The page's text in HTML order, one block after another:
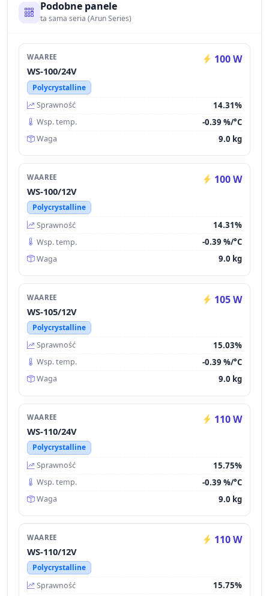
Podobne panele
ta sama seria (Arun Series)
WAAREE 100 W
WS-100/24V
Polycrystalline
Sprawność
14.31%
Wsp. temp. -0.39 %/°C
Waga 9.0 kg
WAAREE 100 W
WS-100/12V
Polycrystalline
Sprawność
14.31%
Wsp. temp. -0.39 %/°C
Waga 9.0 kg
WAAREE 105 W
WS-105/12V
Polycrystalline
Sprawność
15.03%
Wsp. temp. -0.39 %/°C
Waga 9.0 kg
WAAREE 110 W
WS-110/24V
Polycrystalline
Sprawność
15.75%
Wsp. temp. -0.39 %/°C
Waga 9.0 kg
WAAREE 110 W
WS-110/12V
Polycrystalline
Sprawność
15.75%